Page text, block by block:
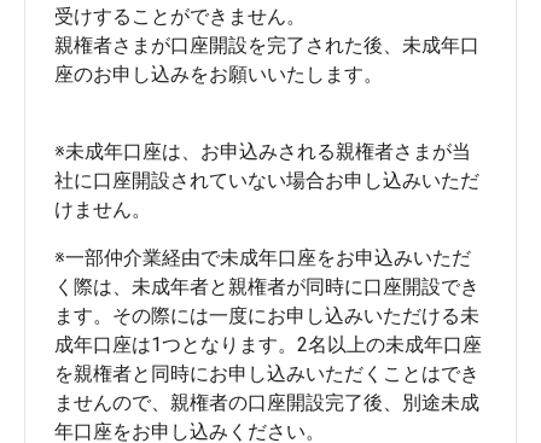
受けすることができません。
親権者さまが口座開設を完了された後、未成年口
座のお申し込みをお願いいたします。
※未成年口座は、お申込みされる親権者さまが当
社に口座開設されていない場合お申し込みいただ
※一部仲介業経由で未成年口座をお申込みいただ
く際は、未成年者と親権者が同時に口座開設でき
ます。その際には一度にお申し込みいただける未
成年口座は1つとなります。2名以上の未成年口座
を親権者と同時にお申し込みいただくことはでき
ませんので、親権者の口座開設完了後、別途未成